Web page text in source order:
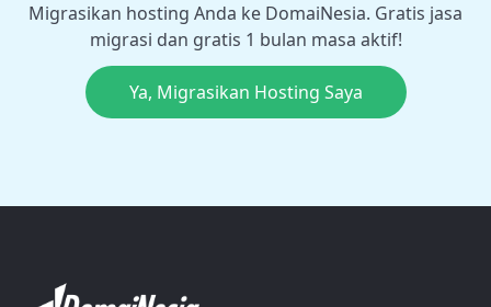
Migrasikan hosting Anda ke DomaiNesia. Gratis jasa
migrasi dan gratis 1 bulan masa aktif!
Ya, Migrasikan Hosting Saya